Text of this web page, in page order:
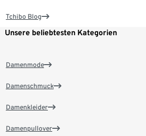
Tchibo Blog
Unsere beliebtesten Kategorien
Damenmode
Damenschmuck
Damenkleider
Damenpullover